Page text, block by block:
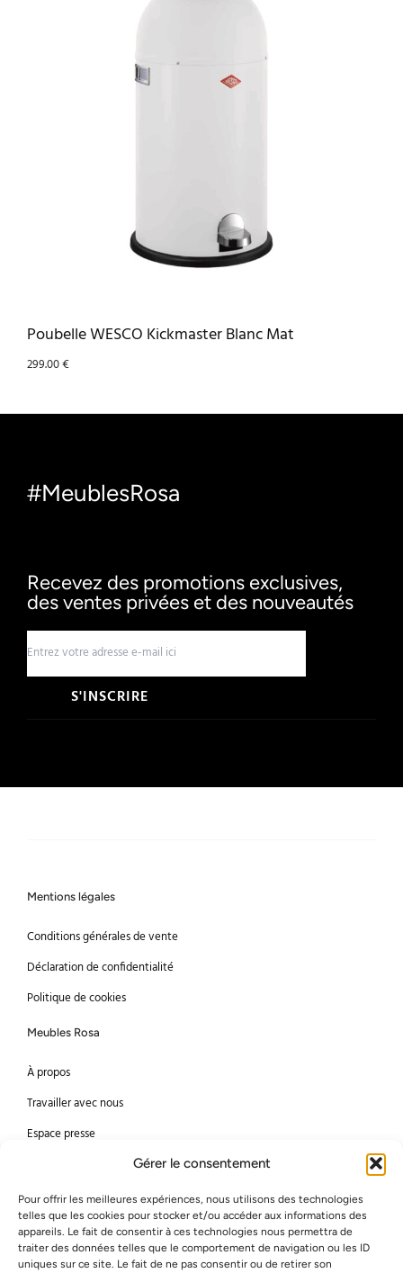
Gérer le consentement
Pour offrir les meilleures expériences, nous utilisons des technologies
telles que les cookies pour stocker et/ou accéder aux informations des
appareils. Le fait de consentir à ces technologies nous permettra de
traiter des données telles que le comportement de navigation ou les ID
uniques sur ce site. Le fait de ne pas consentir ou de retirer son
Poubelle WESCO Kickmaster Blanc Mat
299.00€
#MeublesRosa
Recevez des promotions exclusives,
des ventes privées et des nouveautés
S'INSCRIRE
Mentions légales
Conditions générales de vente
Déclaration de confidentialité
Politique de cookies
Meubles Rosa
À propos
Travailler avec nous
Espace presse
Méthodes de paiement
Mastercard
Bancontact
Visa
American Express